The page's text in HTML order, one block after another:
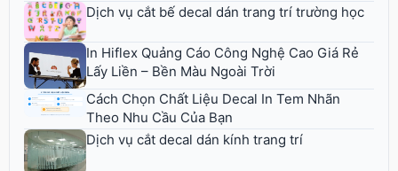
Dịch vụ cắt bế decal dán trang trí trường học
In Hiflex Quảng Cáo Công Nghệ Cao Giá Rẻ
Lấy Liền – Bền Màu Ngoài Trời
Cách Chọn Chất Liệu Decal In Tem Nhãn
Theo Nhu Cầu Của Bạn
Dịch vụ cắt decal dán kính trang trí